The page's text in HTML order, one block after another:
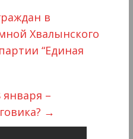
в
Хвалынского
“Единая
января –
→